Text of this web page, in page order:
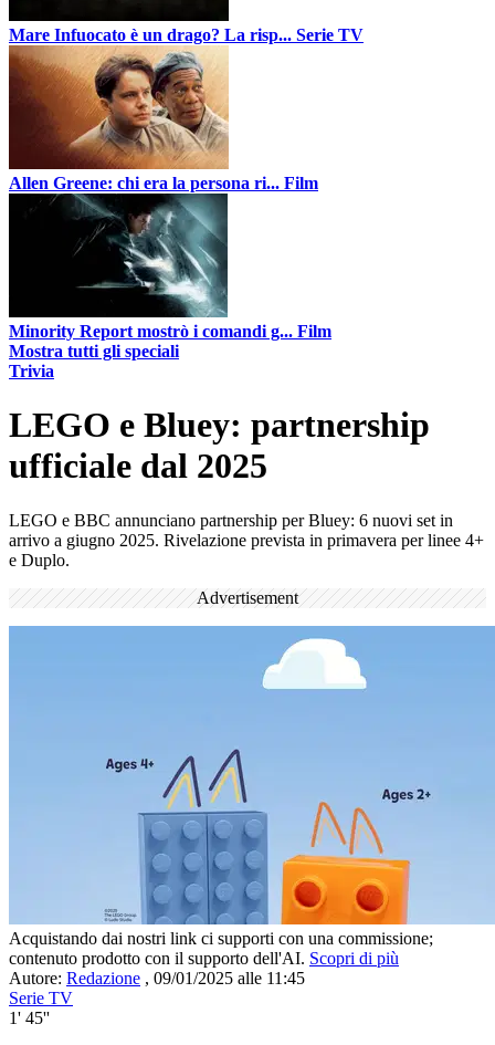
Mare Infuocato è un drago? La risp... Serie TV
Allen Greene: chi era la persona ri... Film
Minority Report mostrò i comandi g... Film
Mostra tutti gli speciali
Trivia
LEGO e Bluey: partnership
ufficiale dal 2025
LEGO e BBC annunciano partnership per Bluey: 6 nuovi set in
arrivo a giugno 2025. Rivelazione prevista in primavera per linee 4+
e Duplo.
Advertisement
Acquistando dai nostri link ci supporti con una commissione;
contenuto prodotto con il supporto dell'AI. Scopri di più
Autore: Redazione , 09/01/2025 alle 11:45
Serie TV
1' 45''